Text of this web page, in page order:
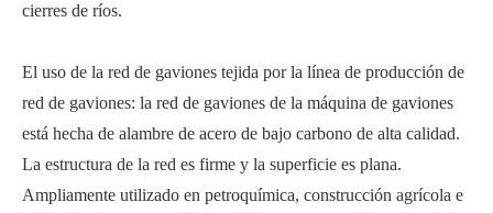
cierres de ríos.
El uso de la red de gaviones tejida por la línea de producción de
red de gaviones: la red de gaviones de la máquina de gaviones
está hecha de alambre de acero de bajo carbono de alta calidad.
La estructura de la red es firme y la superficie es plana.
Ampliamente utilizado en petroquímica, construcción agrícola e